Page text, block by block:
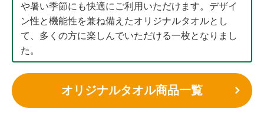
や暑い季節にも快適にご利用いただけます。デザイ
ン性と機能性を兼ね備えたオリジナルタオルとし
て、多くの方に楽しんでいただける一枚となりまし
た。
オリジナルタオル商品一覧